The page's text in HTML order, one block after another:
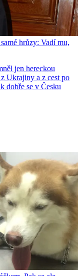
hrůzy: Vadí mu,
jen hereckou
Ukrajiny a z cest po
dobře se v Česku